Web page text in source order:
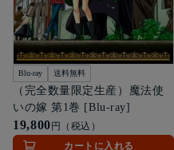
Blu-ray 送料無料
（完全数量限定生産）魔法使
いの嫁 第1巻 [Blu-ray]
19,800 円（税込）
カートに入れる